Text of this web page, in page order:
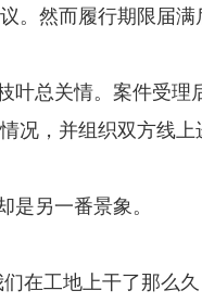
。然而履行期限届
叶总关情。案件受
况，并组织双方线上
是另一番景象。
们在工地上干了那么